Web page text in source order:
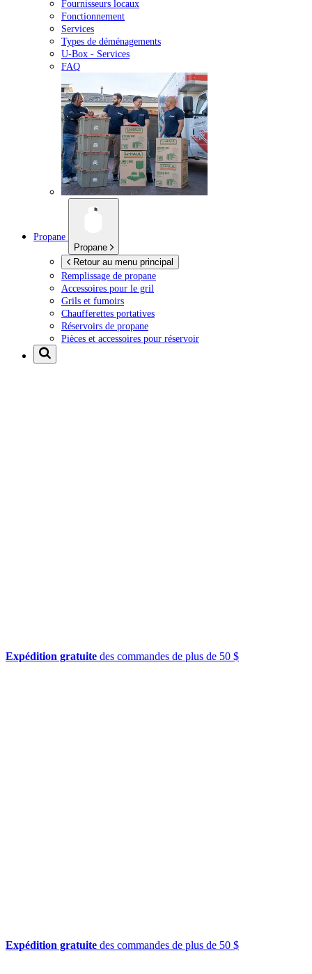
Fournisseurs locaux
Fonctionnement
Services
Types de déménagements
U-Box - Services
FAQ
Propane
Propane
Retour au menu principal
Remplissage de propane
Accessoires pour le gril
Grils et fumoirs
Chaufferettes portatives
Réservoirs de propane
Pièces et accessoires pour réservoir
Expédition gratuite des commandes de plus de 50 $
Expédition gratuite des commandes de plus de 50 $